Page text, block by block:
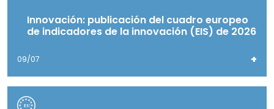
Innovación: publicación del cuadro europeo
de indicadores de la innovación (EIS) de 2026
09/07 +